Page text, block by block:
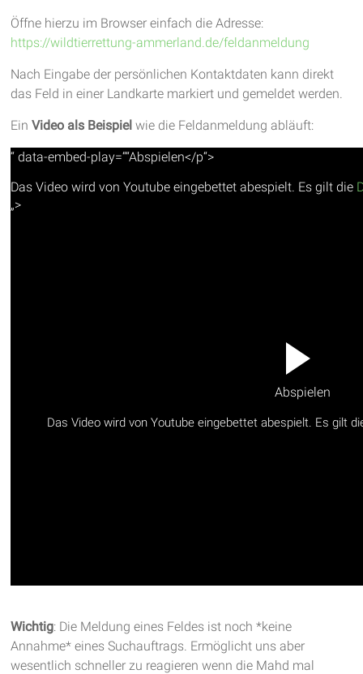
Öffne hierzu im Browser einfach die Adresse:
https://wildtierrettung-ammerland.de/feldanmeldung
Nach Eingabe der persönlichen Kontaktdaten kann direkt
das Feld in einer Landkarte markiert und gemeldet werden.
EinVideo als Beispiel wie die Feldanmeldung abläuft:
“ data-embed-play=““Abspielen</p“>
Das Video wird von Youtube eingebettet abespielt. Es gilt die
„>
Abspielen
Das Video wird von Youtube eingebettet abespielt. Es gilt
Wichtig: Die Meldung eines Feldes ist noch *keine
Annahme* eines Suchauftrags. Ermöglicht uns aber
wesentlich schneller zu reagieren wenn die Mahd mal